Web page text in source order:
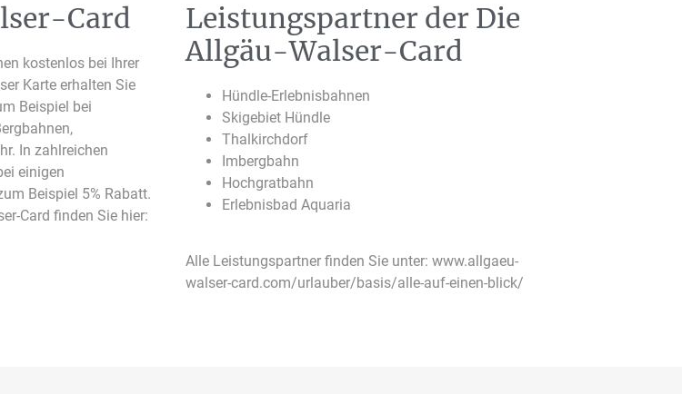
Card
kostenlos bei Ihrer
Karte erhalten Sie
Beispiel bei
In zahlreichen
einigen
Beispiel 5% Rabatt.
Card finden Sie hier:
Leistungspartner der Die
Allgäu-Walser-Card
Hündle-Erlebnisbahnen
Skigebiet Hündle
Thalkirchdorf
Imbergbahn
Hochgratbahn
Erlebnisbad Aquaria
Alle Leistungspartner finden Sie unter: www.allgaeu-
walser-card.com/urlauber/basis/alle-auf-einen-blick/